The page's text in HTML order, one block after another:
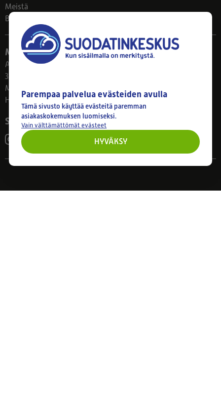
Meistä
Blogi
Myymälä
Ahlmanintie 61
33800 Tampere
Ma–Pe 8–17
Huom! Myymälän poikkeusaukiolot: 27.7.-21.8. klo 8-16
Seuraa meitä
Parempaa palvelua evästeiden avulla
Tämä sivusto käyttää evästeitä paremman
asiakaskokemuksen luomiseksi.
Vain välttämättömät evästeet
HYVÄKSY